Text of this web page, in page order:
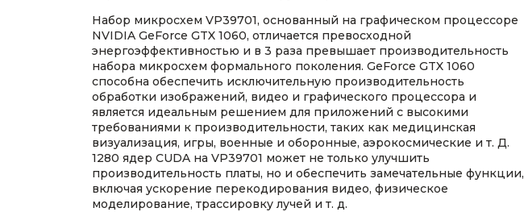
Набор микросхем VP39701, основанный на графическом процессоре
NVIDIA GeForce GTX 1060, отличается превосходной
энергоэффективностью и в 3 раза превышает производительность
набора микросхем формального поколения. GeForce GTX 1060
способна обеспечить исключительную производительность
обработки изображений, видео и графического процессора и
является идеальным решением для приложений с высокими
требованиями к производительности, таких как медицинская
визуализация, игры, военные и оборонные, аэрокосмические и т. Д.
1280 ядер CUDA на VP39701 может не только улучшить
производительность платы, но и обеспечить замечательные функции,
включая ускорение перекодирования видео, физическое
моделирование, трассировку лучей и т. д.